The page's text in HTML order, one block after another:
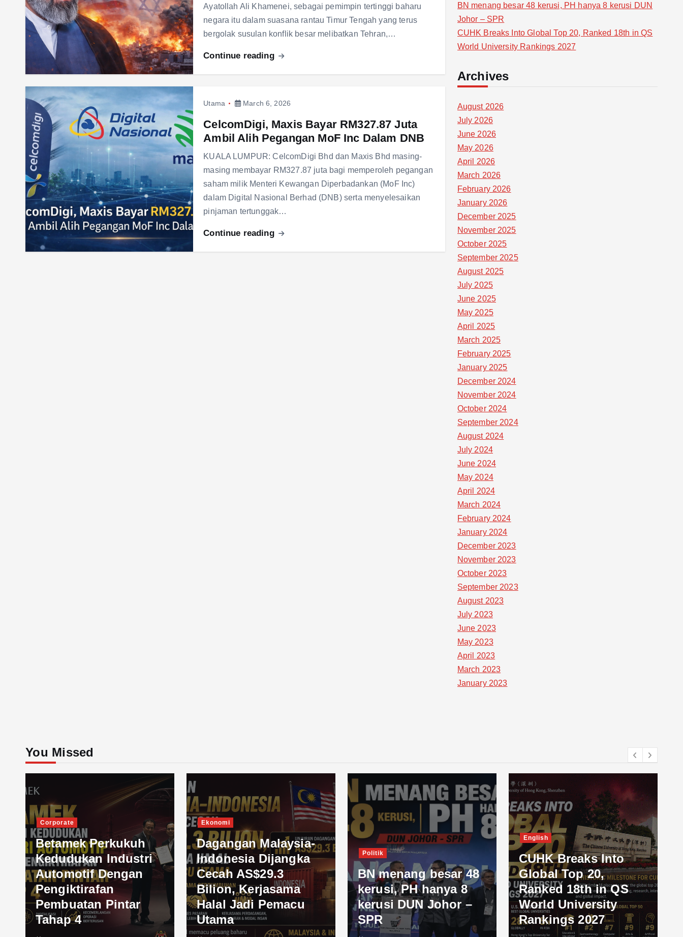
Ayatollah Ali Khamenei, sebagai pemimpin tertinggi baharu
negara itu dalam suasana rantau Timur Tengah yang terus
bergolak susulan konflik besar melibatkan Tehran,…
Continue reading
Utama March 6, 2026
CelcomDigi, Maxis Bayar RM327.87 Juta
Ambil Alih Pegangan MoF Inc Dalam DNB
KUALA LUMPUR: CelcomDigi Bhd dan Maxis Bhd masing-
masing membayar RM327.87 juta bagi memperoleh pegangan
saham milik Menteri Kewangan Diperbadankan (MoF Inc)
dalam Digital Nasional Berhad (DNB) serta menyelesaikan
pinjaman tertunggak…
Continue reading
BN menang besar 48 kerusi, PH hanya 8 kerusi DUN
Johor – SPR
CUHK Breaks Into Global Top 20, Ranked 18th in QS
World University Rankings 2027
Archives
August 2026
July 2026
June 2026
May 2026
April 2026
March 2026
February 2026
January 2026
December 2025
November 2025
October 2025
September 2025
August 2025
July 2025
June 2025
May 2025
April 2025
March 2025
February 2025
January 2025
December 2024
November 2024
October 2024
September 2024
August 2024
July 2024
June 2024
May 2024
April 2024
March 2024
February 2024
January 2024
December 2023
November 2023
October 2023
September 2023
August 2023
July 2023
June 2023
May 2023
April 2023
March 2023
January 2023
You Missed
Corporate
Betamek Perkukuh
Kedudukan Industri
Automotif Dengan
Pengiktirafan
Pembuatan Pintar
Tahap 4
Ekonomi
Dagangan Malaysia-
Indonesia Dijangka
Cecah AS$29.3
Bilion, Kerjasama
Halal Jadi Pemacu
Utama
Politik
BN menang besar 48
kerusi, PH hanya 8
kerusi DUN Johor –
SPR
English
CUHK Breaks Into
Global Top 20,
Ranked 18th in QS
World University
Rankings 2027